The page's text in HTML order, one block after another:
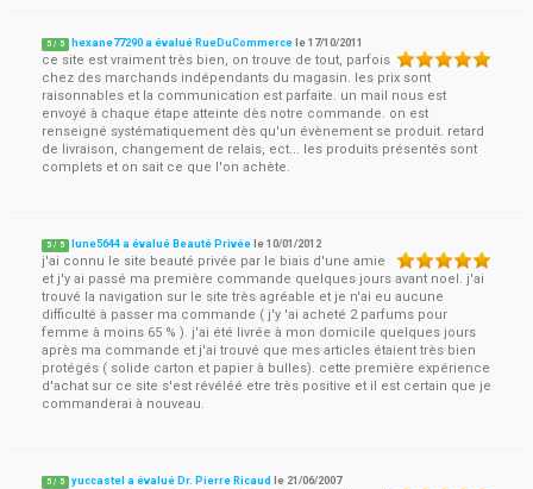
5 / 5 hexane77290 a évalué RueDuCommerce le17/10/2011
ce site est vraiment très bien, on trouve de tout, parfois
chez des marchands indépendants du magasin. les prix sont
raisonnables et la communication est parfaite. un mail nous est
envoyé à chaque étape atteinte dès notre commande. on est
renseigné systématiquement dès qu'un évènement se produit. retard
de livraison, changement de relais, ect... les produits présentés sont
complets et on sait ce que l'on achète.
5 / 5 lune5644 a évalué Beauté Privée le10/01/2012
j'ai connu le site beauté privée par le biais d'une amie
et j'y ai passé ma première commande quelques jours avant noel. j'ai
trouvé la navigation sur le site très agréable et je n'ai eu aucune
difficulté à passer ma commande ( j'y 'ai acheté 2 parfums pour
femme à moins 65 % ). j'ai été livrée à mon domicile quelques jours
après ma commande et j'ai trouvé que mes articles étaient très bien
protégés ( solide carton et papier à bulles). cette première expérience
d'achat sur ce site s'est révéléé etre très positive et il est certain que je
commanderai à nouveau.
5 / 5 yuccastel a évalué Dr. Pierre Ricaud le 21/06/2007